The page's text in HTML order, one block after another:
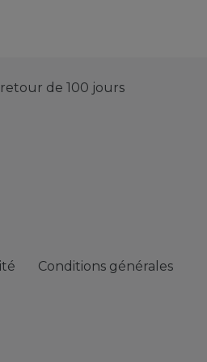
de 100 jours
Conditions générales